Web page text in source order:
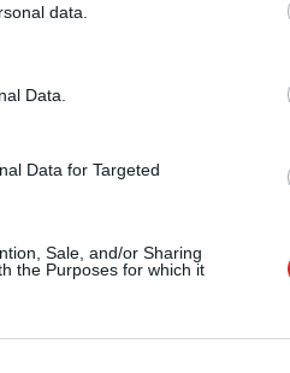
data.
Data.
Data for Targeted
Sale, and/or Sharing
the Purposes for which it
rész New York-i
teljesen